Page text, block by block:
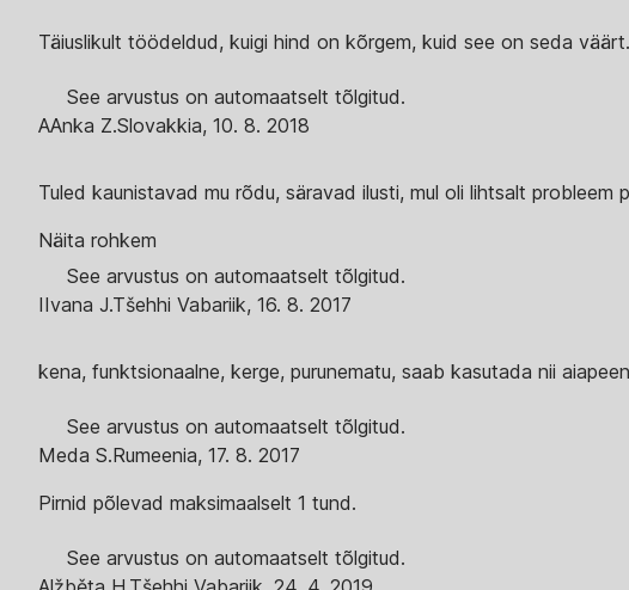
Täiuslikult töödeldud, kuigi hind on kõrgem, kuid see on seda väärt.
See arvustus on automaatselt tõlgitud.
AAnka Z.Slovakkia, 10. 8. 2018
Tuled kaunistavad mu rõdu, säravad ilusti, mul oli lihtsalt
Näita rohkem
See arvustus on automaatselt tõlgitud.
IIvana J.Tšehhi Vabariik, 16. 8. 2017
kena, funktsionaalne, kerge, purunematu, saab kasutada nii
See arvustus on automaatselt tõlgitud.
Meda S.Rumeenia, 17. 8. 2017
Pirnid põlevad maksimaalselt 1 tund.
See arvustus on automaatselt tõlgitud.